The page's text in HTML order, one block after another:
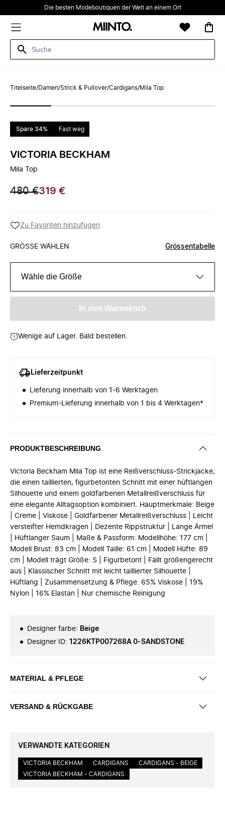
Die besten Modeboutiquen der Welt an einem Ort
Titelseite/Damen/Strick & Pullover/Cardigans/Mila Top
Spare 34% Fast weg
VICTORIA BECKHAM
Mila Top
480 €319 €
Zu Favoriten hinzufügen
GRÖSSE WÄHLEN Grössentabelle
Wähle die Größe
In den Warenkorb
Wenige auf Lager. Bald bestellen.
Lieferzeitpunkt
Lieferung innerhalb von 1-6 Werktagen
Premium-Lieferung innerhalb von 1 bis 4 Werktagen*
PRODUKTBESCHREIBUNG
Victoria Beckham Mila Top ist eine Reißverschluss-Strickjacke,
die einen taillierten, figurbetonten Schnitt mit einer hüftlangen
Silhouette und einem goldfarbenen Metallreißverschluss für
eine elegante Alltagsoption kombiniert. Hauptmerkmale: Beige
| Creme | Viskose | Goldfarbener Metallreißverschluss | Leicht
versteifter Hemdkragen | Dezente Rippstruktur | Lange Ärmel
| Hüftlanger Saum | Maße & Passform: Modellhöhe: 177 cm |
Modell Brust: 83 cm | Modell Taille: 61 cm | Modell Hüfte: 89
cm | Modell trägt Größe: S | Figurbetont | Fällt größengerecht
aus | Klassischer Schnitt mit leicht taillierter Silhouette |
Hüftlang | Zusammensetzung & Pflege: 65% Viskose | 19%
Nylon | 16% Elastan | Nur chemische Reinigung
Designer farbe: Beige
Designer ID: 1226KTP007268A 0-SANDSTONE
MATERIAL & PFLEGE
VERSAND & RÜCKGABE
VERWANDTE KATEGORIEN
VICTORIA BECKHAM CARDIGANS
CARDIGANS - BEIGE
VICTORIA BECKHAM - CARDIGANS